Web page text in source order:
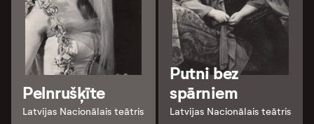
Pelnrušķīte
Latvijas Nacionālais teātris
Putni bez
spārniem
Latvijas Nacionālais teātris